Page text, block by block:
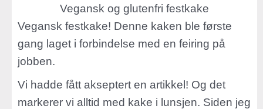
Vegansk og glutenfri festkake
Vegansk festkake! Denne kaken ble første
gang laget i forbindelse med en feiring på
jobben.
Vi hadde fått akseptert en artikkel! Og det
markerer vi alltid med kake i lunsjen. Siden jeg